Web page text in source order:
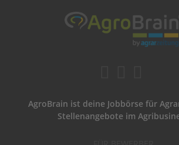
AgroBrain ist deine Jobbörse für
Stellenangebote im